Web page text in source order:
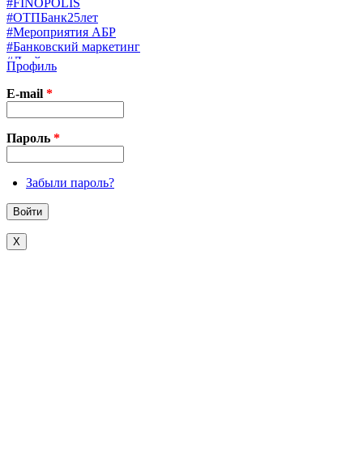
#FINOPOLIS
#ОТПБанк25лет
#Мероприятия АБР
#Банковский маркетинг
#Драйверы страхования
#Финконгресс ЦБ
#PB&WM
#UX/CX
#Экосистемы
X
Профиль
E-mail *
Пароль *
Забыли пароль?
X